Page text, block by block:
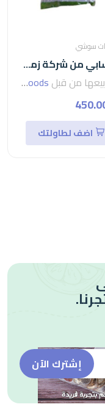
سوشي
وسابي من شركة زمرا - wasabi-الوسابي
من قبل seven foods
اضف لطاولتك
إشترك الآن